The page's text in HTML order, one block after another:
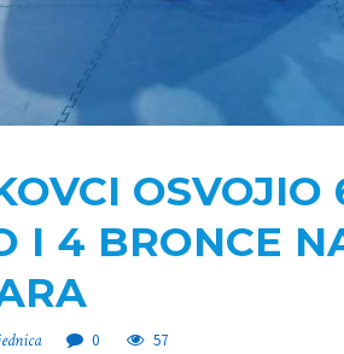
OSVOJIO
I 4 BRONCE
0 57